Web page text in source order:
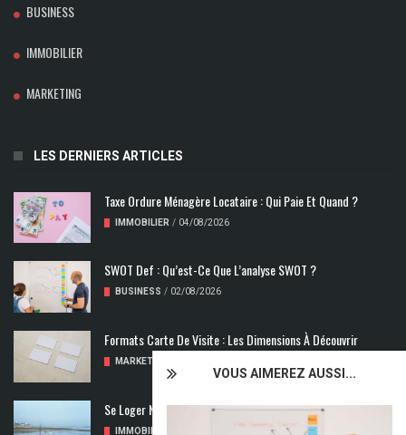
VOUS AIMEREZ AUSSI...
BUSINESS
IMMOBILIER
MARKETING
LES DERNIERS ARTICLES
Taxe Ordure Ménagère Locataire : Qui Paie Et Quand ?
IMMOBILIER / 04/08/2026
SWOT Def : Qu’est-Ce Que L’analyse SWOT ?
BUSINESS / 02/08/2026
Formats Carte De Visite : Les Dimensions À Découvrir
MARKETING
Se Loger Neuf : Comment Choisir Un Logement Adapté
IMMOBILIER